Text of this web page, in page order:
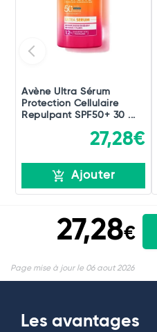
Avène Ultra Sérum
Protection Cellulaire
Repulpant SPF50+ 30 ...
27,28€
Ajouter
27,28€
Page mise à jour le 06 aout 2026
Les avantages